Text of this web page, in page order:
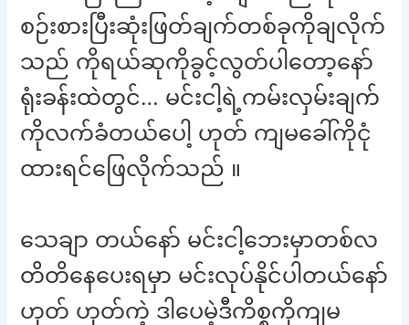
စဉ်းစားပြီးဆုံးဖြတ်ချက်တစ်ခုကိုချလိုက်
သည် ကိုရယ်ဆုကိုခွင့်လွတ်ပါတော့နော်
ရုံးခန်းထဲတွင်… မင်းငါ့ရဲ့ကမ်းလှမ်းချက်
ကိုလက်ခံတယ်ပေါ့ ဟုတ် ကျမခေါ်ကိုငုံ
ထားရင်ဖြေလိုက်သည် ။
သေချာ တယ်နော် မင်းငါ့ဘေးမှာတစ်လ
တိတိနေပေးရမှာ မင်းလုပ်နိုင်ပါတယ်နော်
ဟုတ် ဟုတ်ကဲ့ ဒါပေမဲ့ဒီကိစ္စကိုကျမ